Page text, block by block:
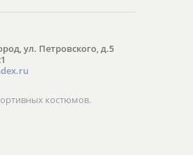
ул. Петровского, д.5
костюмов.